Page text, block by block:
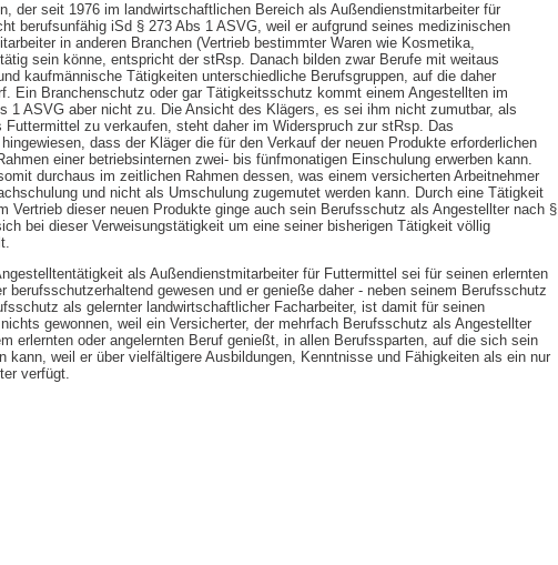
der seit 1976 im landwirtschaftlichen Bereich als Außendienstmitarbeiter für
berufsunfähig iSd § 273 Abs 1 ASVG, weil er aufgrund seines medizinischen
in anderen Branchen (Vertrieb bestimmter Waren wie Kosmetika,
sein könne, entspricht der stRsp. Danach bilden zwar Berufe mit weitaus
kaufmännische Tätigkeiten unterschiedliche Berufsgruppen, auf die daher
Ein Branchenschutz oder gar Tätigkeitsschutz kommt einem Angestellten im
1 ASVG aber nicht zu. Die Ansicht des Klägers, es sei ihm nicht zumutbar, als
zu verkaufen, steht daher im Widerspruch zur stRsp. Das
dass der Kläger die für den Verkauf der neuen Produkte erforderlichen
einer betriebsinternen zwei- bis fünfmonatigen Einschulung erwerben kann.
durchaus im zeitlichen Rahmen dessen, was einem versicherten Arbeitnehmer
und nicht als Umschulung zugemutet werden kann. Durch eine Tätigkeit
Vertrieb dieser neuen Produkte ginge auch sein Berufsschutz als Angestellter nach §
bei dieser Verweisungstätigkeit um eine seiner bisherigen Tätigkeit völlig
als Außendienstmitarbeiter für Futtermittel sei für seinen erlernten
berufsschutzerhaltend gewesen und er genieße daher - neben seinem Berufsschutz
als gelernter landwirtschaftlicher Facharbeiter, ist damit für seinen
gewonnen, weil ein Versicherter, der mehrfach Berufsschutz als Angestellter
erlernten oder angelernten Beruf genießt, in allen Berufssparten, auf die sich sein
kann, weil er über vielfältigere Ausbildungen, Kenntnisse und Fähigkeiten als ein nur
verfügt.